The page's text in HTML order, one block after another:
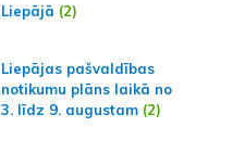
Liepājā (2)
Liepājas pašvaldības
notikumu plāns laikā no
3. līdz 9. augustam (2)